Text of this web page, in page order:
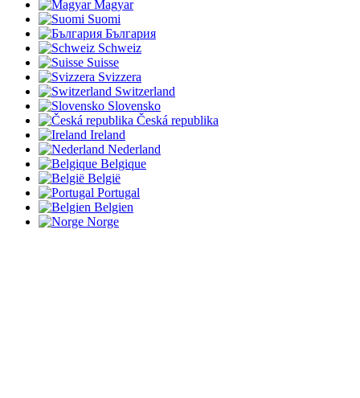
Magyar
Suomi
България
Schweiz
Suisse
Svizzera
Switzerland
Slovensko
Česká republika
Ireland
Nederland
Belgique
België
Portugal
Belgien
Norge